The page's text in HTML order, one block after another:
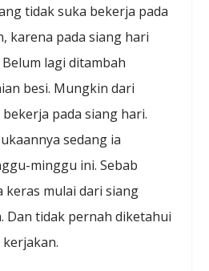
tidak suka bekerja pada
karena pada siang hari
lagi ditambah
besi. Mungkin dari
pada siang hari.
sedang ia
minggu ini. Sebab
keras mulai dari siang
Dan tidak pernah diketahui